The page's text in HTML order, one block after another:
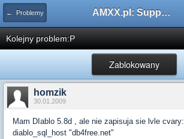
← Problemy AMXX.pl: Support AMX Mod X i SourceMod
Kolejny problem:P
Zablokowany
homzik
30.01.2009
Mam DIablo 5.8d , ale nie zapisuja sie lvle cvary:
diablo_sql_host "db4free.net"